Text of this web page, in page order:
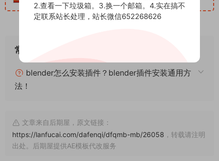
常见问题
blender怎么安装插件？blender插件安装通用方
法！
文章来自后期屋，原文链接：
https://lanfucai.com/dafenqi/dfqmb-mb/26058 ，转载请注明
出处。后期屋提供AE模板代改服务
2.查看一下垃圾箱。3.换一个邮箱。4.实在搞不
定联系站长处理，站长微信652268626